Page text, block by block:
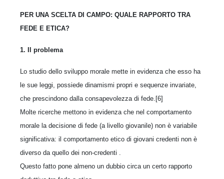
PER UNA SCELTA DI CAMPO: QUALE RAPPORTO TRA
FEDE E ETICA?
1. Il problema
Lo studio dello sviluppo morale mette in evidenza che esso ha
le sue leggi, possiede dinamismi propri e sequenze invariate,
che prescindono dalla consapevolezza di fede.[6]
Molte ricerche mettono in evidenza che nel comportamento
morale la decisione di fede (a livello giovanile) non è variabile
significativa: il comportamento etico di giovani credenti non è
diverso da quello dei non-credenti .
Questo fatto pone almeno un dubbio circa un certo rapporto